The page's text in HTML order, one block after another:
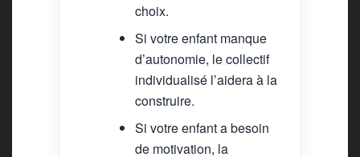
choix.
Si votre enfant manque
d’autonomie, le collectif
individualisé l’aidera à la
construire.
Si votre enfant a besoin
de motivation, la